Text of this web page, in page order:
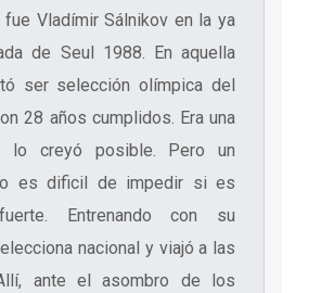
Vladímir Sálnikov en la ya
de Seul 1988. En aquella
ser selección olímpica del
28 años cumplidos. Era una
lo creyó posible. Pero un
es dificil de impedir si es
Entrenando con su
nacional y viajó a las
ante el asombro de los